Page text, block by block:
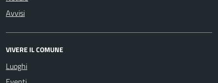
Avvisi
VIVERE IL COMUNE
Luoghi